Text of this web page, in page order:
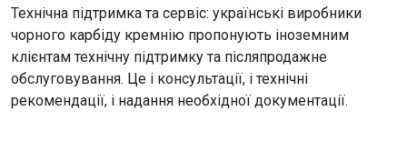
Технічна підтримка та сервіс: українські виробники
чорного карбіду кремнію пропонують іноземним
клієнтам технічну підтримку та післяпродажне
обслуговування. Це і консультації, і технічні
рекомендації, і надання необхідної документації.